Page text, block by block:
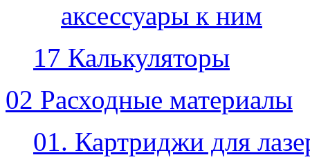
аксессуары к ним
17 Калькуляторы
02 Расходные материалы
01. Картриджи для